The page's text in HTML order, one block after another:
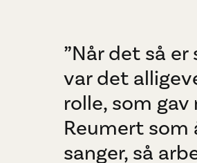
”Når det så er
var det
rolle, som gav
Reumert som
sanger, så